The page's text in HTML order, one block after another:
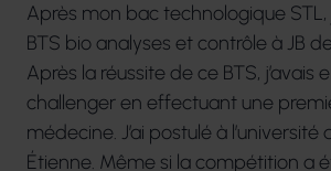
Après mon bac technologique STL,
BTS bio analyses et contrôle à JB
Après la réussite de ce BTS, j’avais
challenger en effectuant une
médecine. J’ai postulé à l’université
Étienne. Même si la compétition a